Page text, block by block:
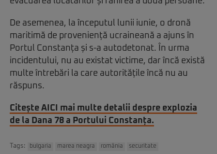
De asemenea, la începutul lunii iunie, o dronă
maritimă de proveniență ucraineană a ajuns în
Portul Constanța și s-a autodetonat. În urma
incidentului, nu au existat victime, dar încă există
multe întrebări la care autoritățile încă nu au
răspuns.
Citește AICI mai multe detalii despre explozia
de la Dana 78 a Portului Constanța.
Tags: bulgaria marea neagra românia securitate